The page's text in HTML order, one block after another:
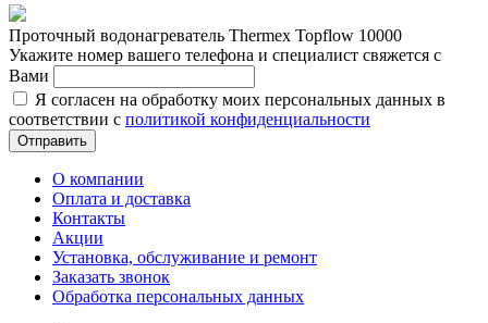
Проточный водонагреватель Thermex Topflow 10000
Укажите номер вашего телефона и специалист свяжется с
Вами
Я согласен на обработку моих персональных данных в
соответствии с политикой конфиденциальности
Отправить
О компании
Оплата и доставка
Контакты
Акции
Установка, обслуживание и ремонт
Заказать звонок
Обработка персональных данных